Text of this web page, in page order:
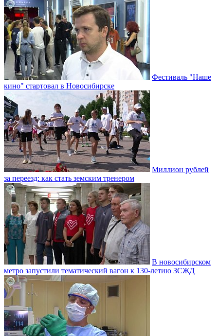
Фестиваль "Наше
кино" стартовал в Новосибирске
Миллион рублей
за переезд: как стать земским тренером
В новосибирском
метро запустили тематический вагон к 130-летию ЗСЖД